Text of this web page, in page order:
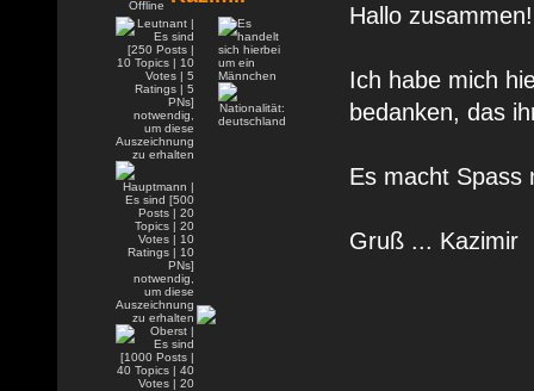
Hallo zusammen!
Ich habe mich
bedanken, das
Es macht Spass
Gruß ... Kazimir